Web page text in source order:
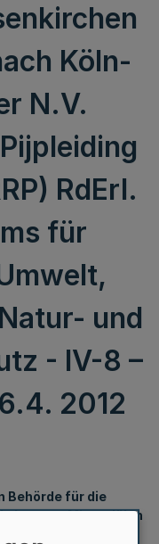
Köln-
N.V.
RdErl.
für
und
- IV-8 –
2012
Behörde für die
von Mineralölen